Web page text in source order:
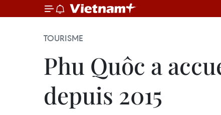
TOURISME
Phu Quôc a
depuis 2015